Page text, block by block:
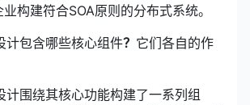
构建符合SOA原则的分布式系统。
计包含哪些核心组件？ 它们各自的作
围绕其核心功能构建了一系列组